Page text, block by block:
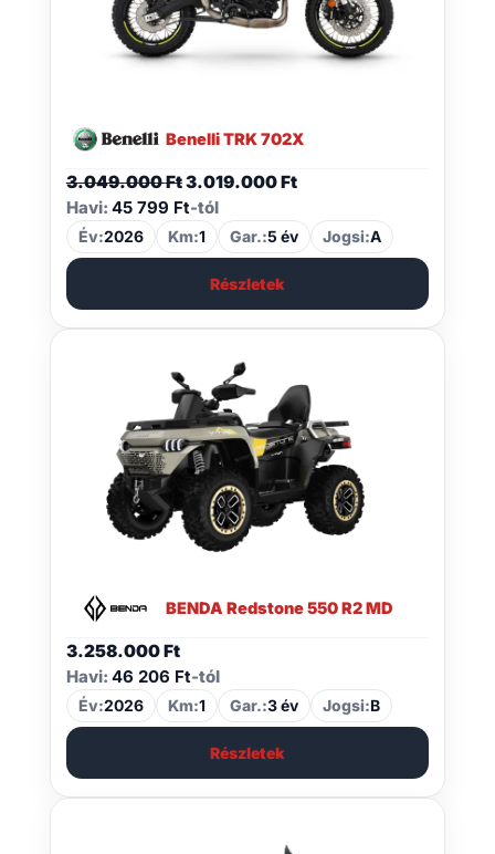
Benelli TRK 702X
3.049.000FtOriginal
price
was:
3.049.000 Ft.
3.019.000FtCurrent
is:
3.019.000 Ft.
Havi: 45 799 Ft-tól
Év:2026 Km:1 Gar.:5 év Jogsi:A
Részletek
BENDA Redstone 550 R2 MD
3.258.000Ft
Havi: 46 206 Ft-tól
Év:2026 Km:1 Gar.:3 év Jogsi:B
Részletek